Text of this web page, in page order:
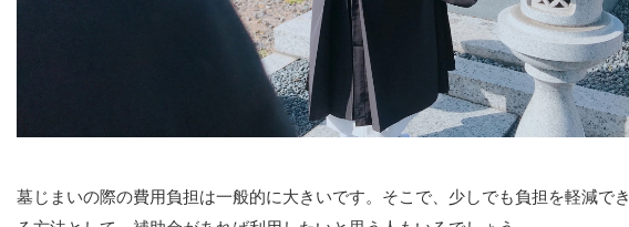
墓じまいの際の費用負担は一般的に大きいです。そこで、少しでも負担を軽減でき